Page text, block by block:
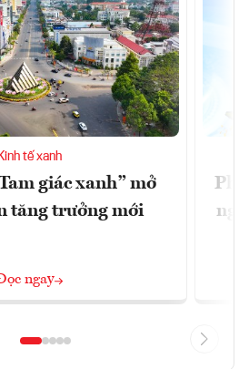
Kinh tế xanh
giác xanh” mở
tăng trưởng mới
ngay